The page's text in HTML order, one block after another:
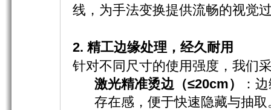
线，为手法变换提供流畅的视觉
2. 精工边缘处理，经久耐用
针对不同尺寸的使用强度，我们
激光精准烫边（≤20cm）
：
存在感，便于快速隐藏与抽取